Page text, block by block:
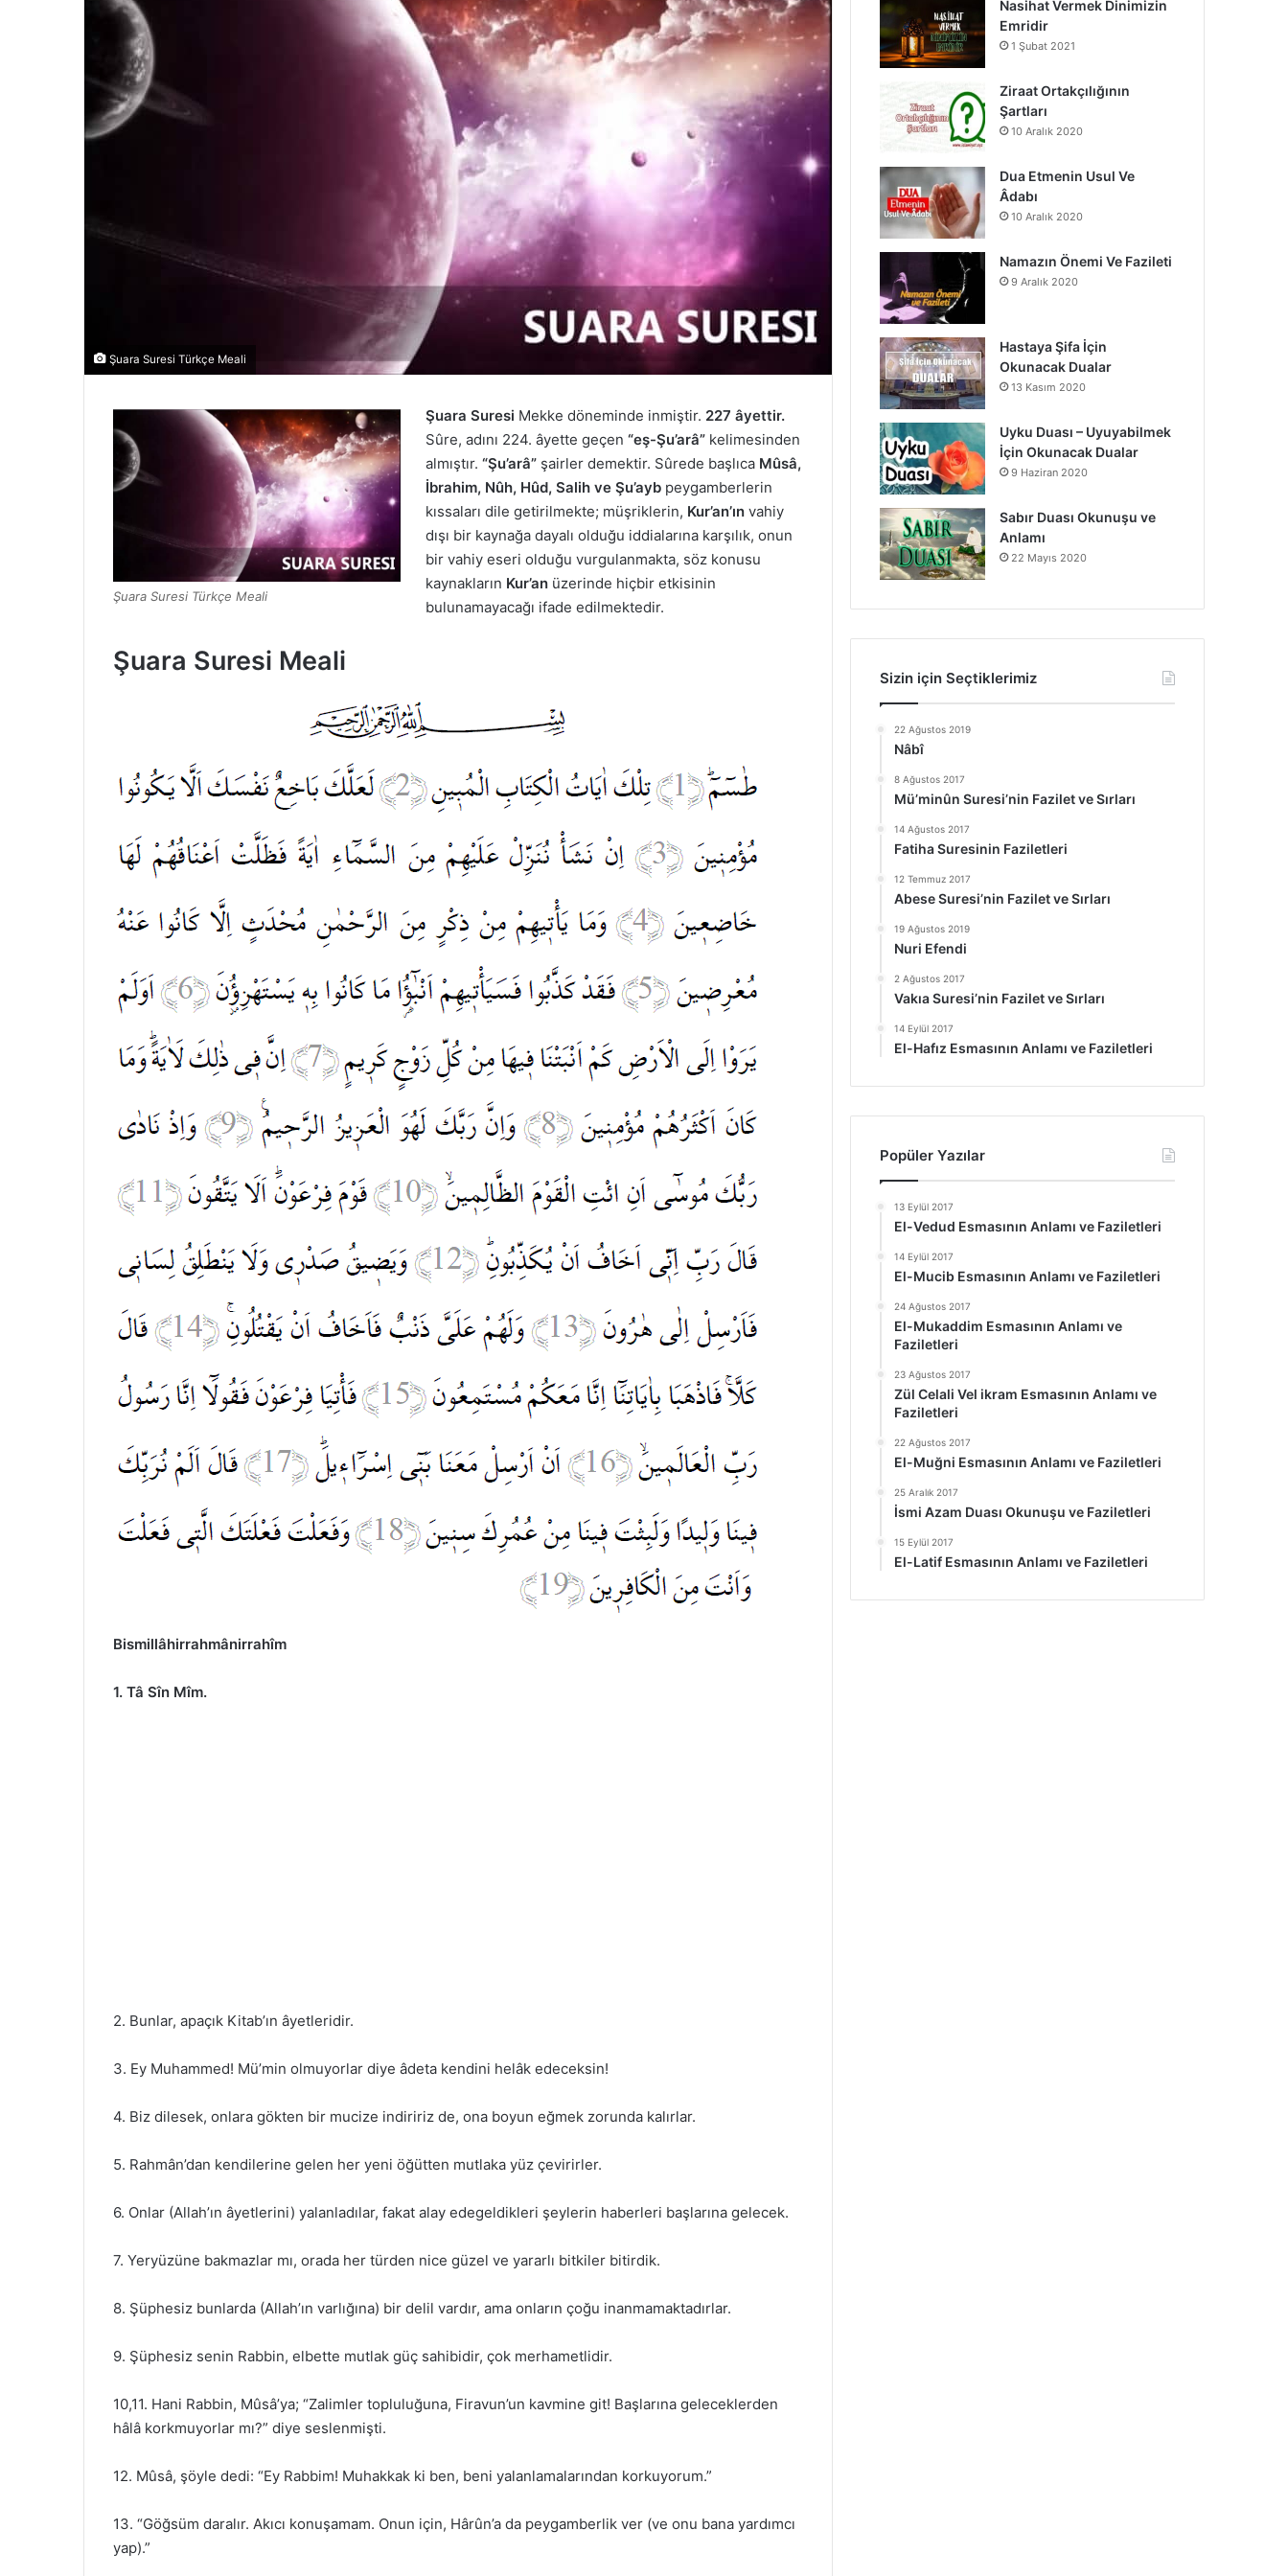
Şuara Suresi Türkçe Meali
Şuara Suresi Türkçe Meali
Şuara Suresi Mekke döneminde inmiştir. 227 âyettir.
Sûre, adını 224. âyette geçen“eş-Şu’arâ” kelimesinden
almıştır.“Şu’arâ” şairler demektir. Sûrede başlıca Mûsâ,
İbrahim, Nûh, Hûd, Salih ve Şu’ayb peygamberlerin
kıssaları dile getirilmekte; müşriklerin, Kur’an’ın vahiy
dışı bir kaynağa dayalı olduğu iddialarına karşılık, onun
bir vahiy eseri olduğu vurgulanmakta, söz konusu
kaynakların Kur’an üzerinde hiçbir etkisinin
bulunamayacağı ifade edilmektedir.
Şuara Suresi Meali
Bismillâhirrahmânirrahîm
1. Tâ Sîn Mîm.
2. Bunlar, apaçık Kitab’ın âyetleridir.
3. Ey Muhammed! Mü’min olmuyorlar diye âdeta kendini helâk edeceksin!
4. Biz dilesek, onlara gökten bir mucize indiririz de, ona boyun eğmek zorunda kalırlar.
5. Rahmân’dan kendilerine gelen her yeni öğütten mutlaka yüz çevirirler.
6. Onlar (Allah’ın âyetlerini) yalanladılar, fakat alay edegeldikleri şeylerin haberleri başlarına gelecek.
7. Yeryüzüne bakmazlar mı, orada her türden nice güzel ve yararlı bitkiler bitirdik.
8. Şüphesiz bunlarda (Allah’ın varlığına) bir delil vardır, ama onların çoğu inanmamaktadırlar.
9. Şüphesiz senin Rabbin, elbette mutlak güç sahibidir, çok merhametlidir.
10,11. Hani Rabbin, Mûsâ’ya; “Zalimler topluluğuna, Firavun’un kavmine git! Başlarına geleceklerden
hâlâ korkmuyorlar mı?” diye seslenmişti.
12. Mûsâ, şöyle dedi: “Ey Rabbim! Muhakkak ki ben, beni yalanlamalarından korkuyorum.”
13. “Göğsüm daralır. Akıcı konuşamam. Onun için, Hârûn’a da peygamberlik ver (ve onu bana yardımcı
yap).”
o
o
k
b
g
a
Nasihat Vermek Dinimizin
Emridir
1 Şubat 2021
Ziraat Ortakçılığının
Şartları
10 Aralık 2020
Dua Etmenin Usul Ve
Âdabı
10 Aralık 2020
Namazın Önemi Ve Fazileti
9 Aralık 2020
Hastaya Şifa İçin
Okunacak Dualar
13 Kasım 2020
Uyku Duası – Uyuyabilmek
İçin Okunacak Dualar
9 Haziran 2020
Sabır Duası Okunuşu ve
Anlamı
22 Mayıs 2020
Sizin için Seçtiklerimiz
22 Ağustos 2019
Nâbî
8 Ağustos 2017
Mü’minûn Suresi’nin Fazilet ve Sırları
14 Ağustos 2017
Fatiha Suresinin Faziletleri
12 Temmuz 2017
Abese Suresi’nin Fazilet ve Sırları
19 Ağustos 2019
Nuri Efendi
2 Ağustos 2017
Vakıa Suresi’nin Fazilet ve Sırları
14 Eylül 2017
El-Hafız Esmasının Anlamı ve Faziletleri
Popüler Yazılar
13 Eylül 2017
El-Vedud Esmasının Anlamı ve Faziletleri
14 Eylül 2017
El-Mucib Esmasının Anlamı ve Faziletleri
24 Ağustos 2017
El-Mukaddim Esmasının Anlamı ve
Faziletleri
23 Ağustos 2017
Zül Celali Vel ikram Esmasının Anlamı ve
Faziletleri
22 Ağustos 2017
El-Muğni Esmasının Anlamı ve Faziletleri
25 Aralık 2017
İsmi Azam Duası Okunuşu ve Faziletleri
15 Eylül 2017
El-Latif Esmasının Anlamı ve Faziletleri